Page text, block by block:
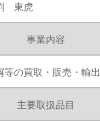
東虎
事業内容
等の買取・販売・輸出
主要取扱品目